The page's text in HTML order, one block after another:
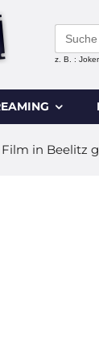
Search
for:
z. B. :
in Beelitz